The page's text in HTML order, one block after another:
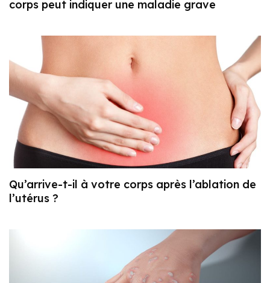
corps peut indiquer une maladie grave
Qu’arrive-t-il à votre corps après l’ablation de
l’utérus ?